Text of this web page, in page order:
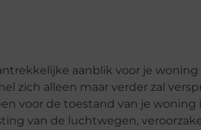
aanblik voor je
zich alleen maar verder zal
voor de toestand van je
van de luchtwegen,